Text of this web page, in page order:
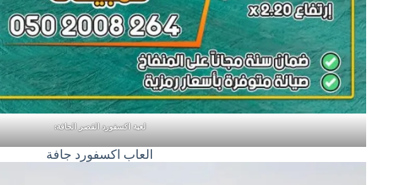
لعبة اكسفورد القصر الجافة:
العاب اكسفورد جافة